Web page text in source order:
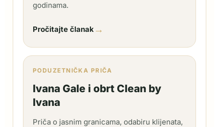
godinama.
Pročitajte članak →
PODUZETNIČKA PRIČA
Ivana Gale i obrt Clean by
Ivana
Priča o jasnim granicama, odabiru klijenata,